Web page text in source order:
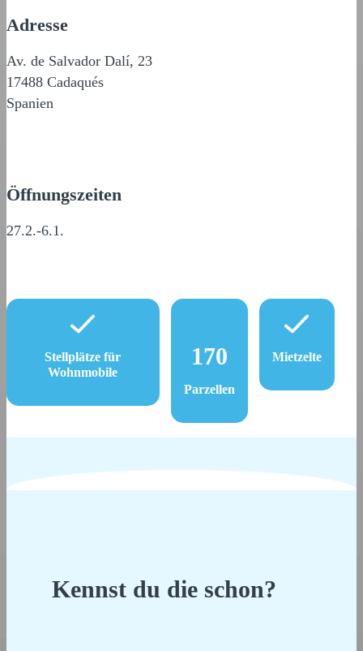
Adresse
Av. de Salvador Dalí, 23
17488 Cadaqués
Spanien
Öffnungszeiten
27.2.-6.1.
Stellplätze für
Wohnmobile
170
Parzellen
Mietzelte
Kennst du die schon?